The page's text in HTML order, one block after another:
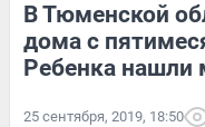
В Тюменской
дома с
Ребенка нашли
25 сентября, 2019, 18:50